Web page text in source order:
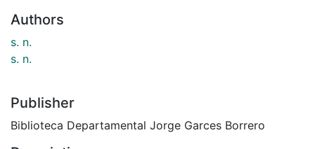
Authors
s. n.
s. n.
Publisher
Biblioteca Departamental Jorge Garces Borrero